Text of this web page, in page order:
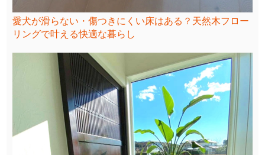
愛犬が滑らない・傷つきにくい床はある？天然木フロー
リングで叶える快適な暮らし